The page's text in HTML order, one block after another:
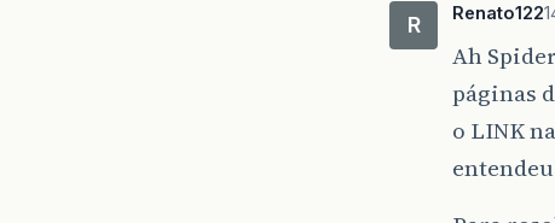
R Renato122
Ah
páginas
o LINK